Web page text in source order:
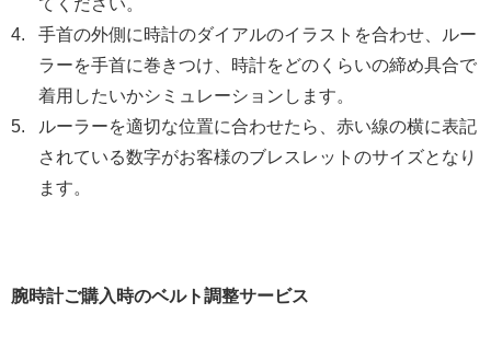
てください。
手首の外側に時計のダイアルのイラストを合わせ、ルー
ラーを手首に巻きつけ、時計をどのくらいの締め具合で
着用したいかシミュレーションします。
ルーラーを適切な位置に合わせたら、赤い線の横に表記
されている数字がお客様のブレスレットのサイズとなり
ます。
腕時計ご購入時のベルト調整サービス